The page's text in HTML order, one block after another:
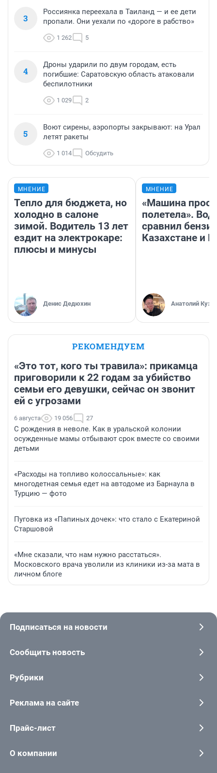
3
Россиянка переехала в Таиланд — и ее дети
пропали. Они уехали по «дороге в рабство»
1 262 5
4
Дроны ударили по двум городам, есть
погибшие: Саратовскую область атаковали
беспилотники
1 029 2
5
Воют сирены, аэропорты закрывают: на Урал
летят ракеты
1 014 Обсудить
МНЕНИЕ
Тепло для бюджета, но
холодно в салоне
зимой. Водитель 13 лет
ездит на электрокаре:
плюсы и минусы
Денис Дедюхин
МНЕНИЕ
«Машина
полетела».
сравнил
Казахстане и
Анатолий
РЕКОМЕНДУЕМ
«Это тот, кого ты травила»: прикамца
приговорили к 22 годам за убийство
семьи его девушки, сейчас он звонит
ей с угрозами
6 августа 19 056 27
С рождения в неволе. Как в уральской колонии
осужденные мамы отбывают срок вместе со своими
детьми
«Расходы на топливо колоссальные»: как
многодетная семья едет на автодоме из Барнаула в
Турцию — фото
Пуговка из «Папиных дочек»: что стало с Екатериной
Старшовой
«Мне сказали, что нам нужно расстаться».
Московского врача уволили из клиники из-за мата в
личном блоге
Подписаться на новости
Сообщить новость
Рубрики
Реклама на сайте
Прайс-лист
О компании